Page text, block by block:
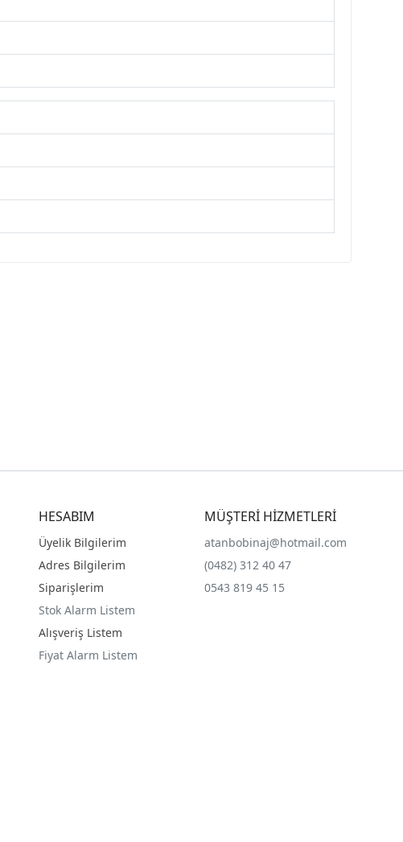
HESABIM
Üyelik Bilgilerim
Adres Bilgilerim
Siparişlerim
Stok Alarm Listem
Alışveriş Listem
Fiyat Alarm Listem
MÜŞTERİ HİZMETLERİ
atanbobinaj@hotmail.com
(0482) 312 40 47
0543 819 45 15